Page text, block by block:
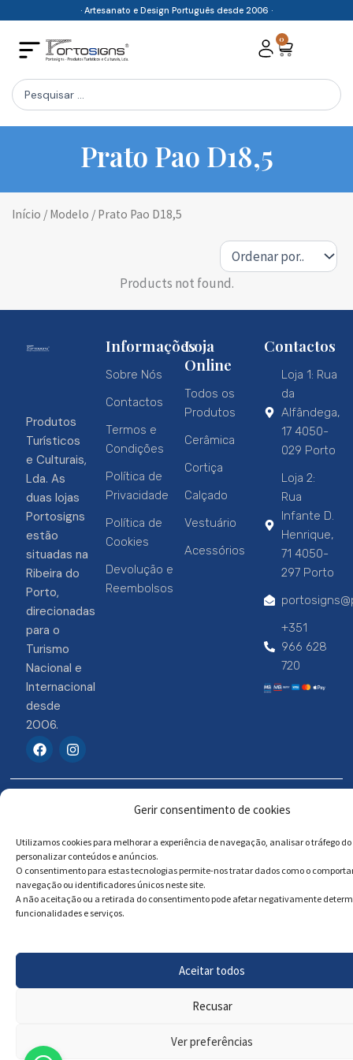
Gerir consentimento de cookies
Utilizamos cookies para melhorar a experiência de navegação, analisar o tráfego do
personalizar conteúdos e anúncios.
O consentimento para estas tecnologias permite-nos tratar dados como o
navegação ou identificadores únicos neste site.
A não aceitação ou a retirada do consentimento pode afetar negativamente
funcionalidades e serviços.
Aceitar todos
Recusar
Ver preferências
content
· Artesanato e Design Português desde 2006 ·
0
Cart
Search
...
Prato Pao D18,5
Início / Modelo / Prato Pao D18,5
Products not found.
Produtos
Turísticos
e Culturais,
Lda. As
duas lojas
Portosigns
estão
situadas na
Ribeira do
Porto,
direcionadas
para o
Turismo
Nacional e
Internacional
desde
2006.
F
a
e
I
n
t
a
m
Informações
Sobre Nós
Contactos
Termos e
Condições
Política de
Privacidade
Política de
Cookies
Devolução e
Reembolsos
Loja
Online
Todos os
Produtos
Cerâmica
Cortiça
Calçado
Vestuário
Acessórios
Contactos
Loja 1: Rua
da
Alfândega,
17 4050-
029 Porto
Loja 2:
Rua
Infante D.
Henrique,
71 4050-
297 Porto
+351
966 628
720
Culturais, Lda
Livro de reclamações
Powered byMegastock Informática